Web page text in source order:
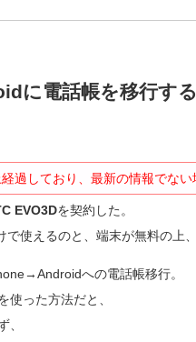
に電話帳を移行す
過しており、最新の情報でない
EVO3Dを契約した。
で使えるのと、端末が無料の上
への電話帳移行。
使った方法だと、
、